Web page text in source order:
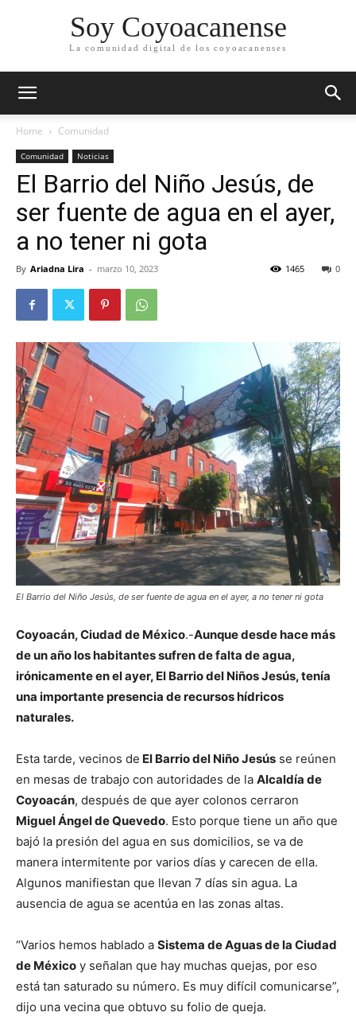
Soy Coyoacanense
La comunidad digital de los coyoacanenses
Home Comunidad
Comunidad Noticias
El Barrio del Niño Jesús, de
ser fuente de agua en el ayer,
a no tener ni gota
By Ariadna Lira - marzo 10, 2023 0
1465
El Barrio del Niño Jesús, de ser fuente de agua en el ayer, a no tener ni gota
Coyoacán, Ciudad de México.-Aunque desde hace más
de un año los habitantes sufren de falta de agua,
irónicamente en el ayer, El Barrio del Niños Jesús, tenía
una importante presencia de recursos hídricos
naturales.
Esta tarde, vecinos de El Barrio del Niño Jesús se reúnen
en mesas de trabajo con autoridades de la Alcaldía de
Coyoacán, después de que ayer colonos cerraron
Miguel Ángel de Quevedo. Esto porque tiene un año que
bajó la presión del agua en sus domicilios, se va de
manera intermitente por varios días y carecen de ella.
Algunos manifiestan que llevan 7 días sin agua. La
ausencia de agua se acentúa en las zonas altas.
“Varios hemos hablado a Sistema de Aguas de la Ciudad
de México y señalan que hay muchas quejas, por eso
está tan saturado su número. Es muy difícil comunicarse”,
dijo una vecina que obtuvo su folio de queja.